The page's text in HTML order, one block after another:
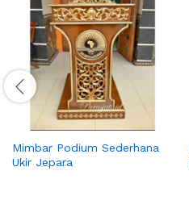
Mimbar Podium Sederhana
Ukir Jepara